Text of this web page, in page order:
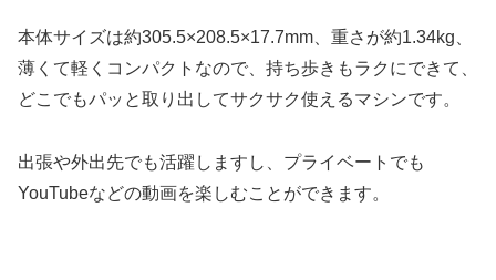
本体サイズは約305.5×208.5×17.7mm、重さが約1.34kg、
薄くて軽くコンパクトなので、持ち歩きもラクにできて、
どこでもパッと取り出してサクサク使えるマシンです。
出張や外出先でも活躍しますし、プライベートでも
YouTubeなどの動画を楽しむことができます。